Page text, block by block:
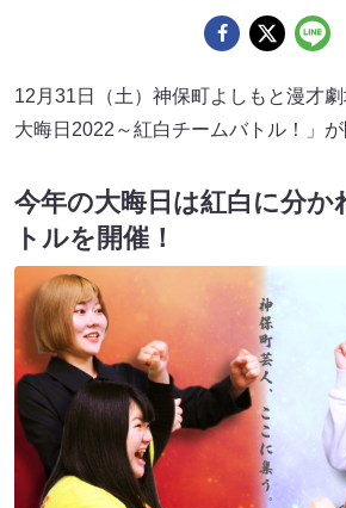
12月31日（土）神保町よしもと漫才
大晦日2022～紅白チームバトル！」が
今年の大晦日は紅白に分か
トルを開催！